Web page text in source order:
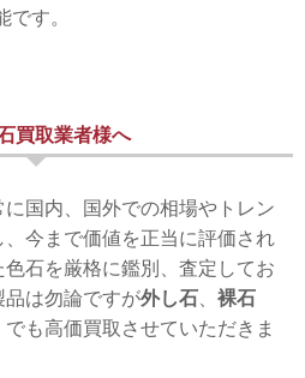
です。
買取業者様へ
に国内、国外での相場やトレン
、今まで価値を正当に評価され
色石を厳格に鑑別、査定してお
品は勿論ですが外し石 、裸石
でも高価買取させていただきま